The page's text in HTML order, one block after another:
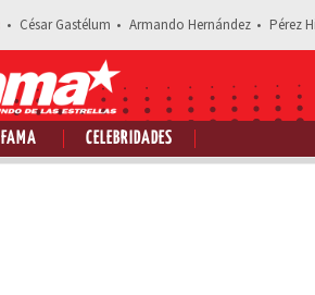
César Gastélum Armando Hernández Pérez
FAMA CELEBRIDADES
Estás leyendo: